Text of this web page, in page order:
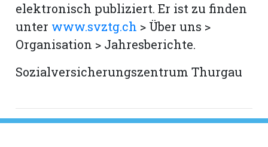
elektronisch publiziert. Er ist zu finden
unter www.svztg.ch > Über uns >
Organisation > Jahresberichte.
Sozialversicherungszentrum Thurgau